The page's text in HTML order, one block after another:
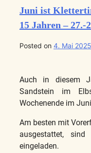
Juni ist
15 Jahren – 27.-
Posted on 4. Mai 2025
Auch in diesem
Sandstein im
Wochenende im
Am besten mit
ausgestattet, sind
eingeladen.